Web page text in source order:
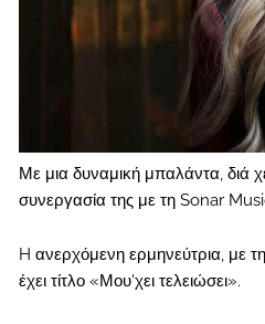
Με μια δυναμική μπαλάντα, διά
συνεργασία της με τη Sonar
H ανερχόμενη ερμηνεύτρια, με
έχει τίτλο «Μου'χει τελειώσει».